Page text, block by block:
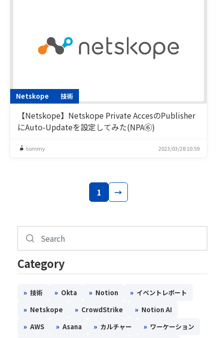
Netskope 技術
【Netskope】Netskope Private AccesのPublisher
にAuto-Updateを設定してみた(NPA⑥)
tommy 2023/03/28 10:59
1 →
Category
» 技術 » Okta » Notion » イベントレポート
» Netskope » CrowdStrike » Notion AI
» AWS » Asana » カルチャー » ワーケーション